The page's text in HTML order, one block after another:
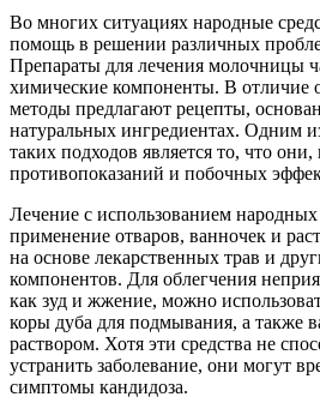
Во многих ситуациях народные
помощь в решении различных
Препараты для лечения молочницы
химические компоненты. В отличие
методы предлагают рецепты,
натуральных ингредиентах. Одним
таких подходов является то, что
противопоказаний и побочных
Лечение с использованием народных
применение отваров, ванночек и
на основе лекарственных трав и
компонентов. Для облегчения
как зуд и жжение, можно
коры дуба для подмывания, а также
раствором. Хотя эти средства не
устранить заболевание, они могут
симптомы кандидоза.